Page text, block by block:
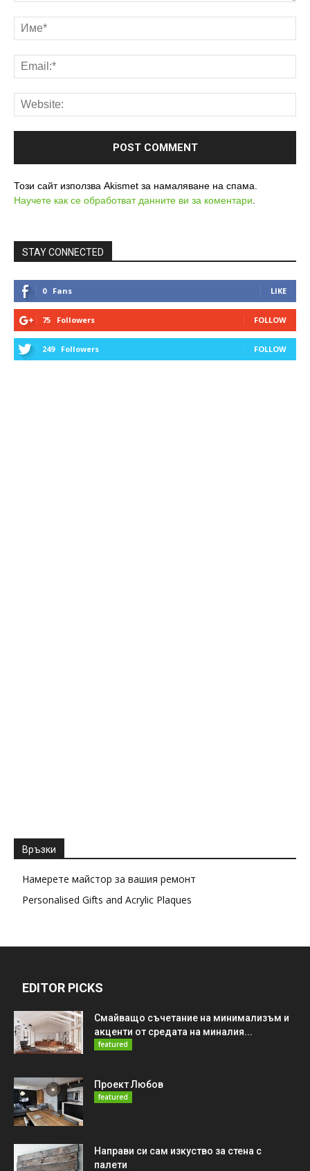
Този сайт използва Akismet за намаляване на спама.
Научете как се обработват данните ви за коментари
STAY CONNECTED
0 Fans LIKE
75 Followers FOLLOW
249 Followers FOLLOW
Връзки
Намерете майстор за вашия ремонт
Personalised Gifts and Acrylic Plaques
EDITOR PICKS
Смайващо съчетание на минимализъм и
акценти от средата на миналия...
featured
Проект Любов
featured
Направи си сам изкуство за стена с
палети